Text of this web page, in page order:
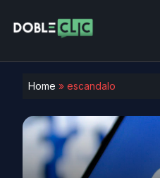
Home » escandalo